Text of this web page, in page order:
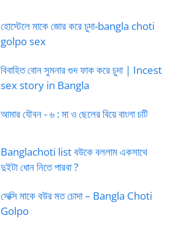
হোস্টেলে মাকে জোর করে চুদা-bangla choti
golpo sex
বিবাহিত বোন সুমনার গুদ ফাক করে চুদা | Incest
sex story in Bangla
আমার যৌবন - ৬ : মা ও ছেলের বিয়ে বাংলা চটি
Banglachoti list বউকে বললাম একসাথে
দুইটা ধোন নিতে পারবা ?
সেক্সি মাকে বউর মত চোদা – Bangla Choti
Golpo